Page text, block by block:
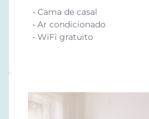
• Cama de casal
• Ar condicionado
• WiFi gratuito